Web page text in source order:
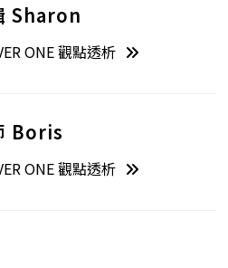
Sharon
ONE 觀點透析
Boris
ONE 觀點透析